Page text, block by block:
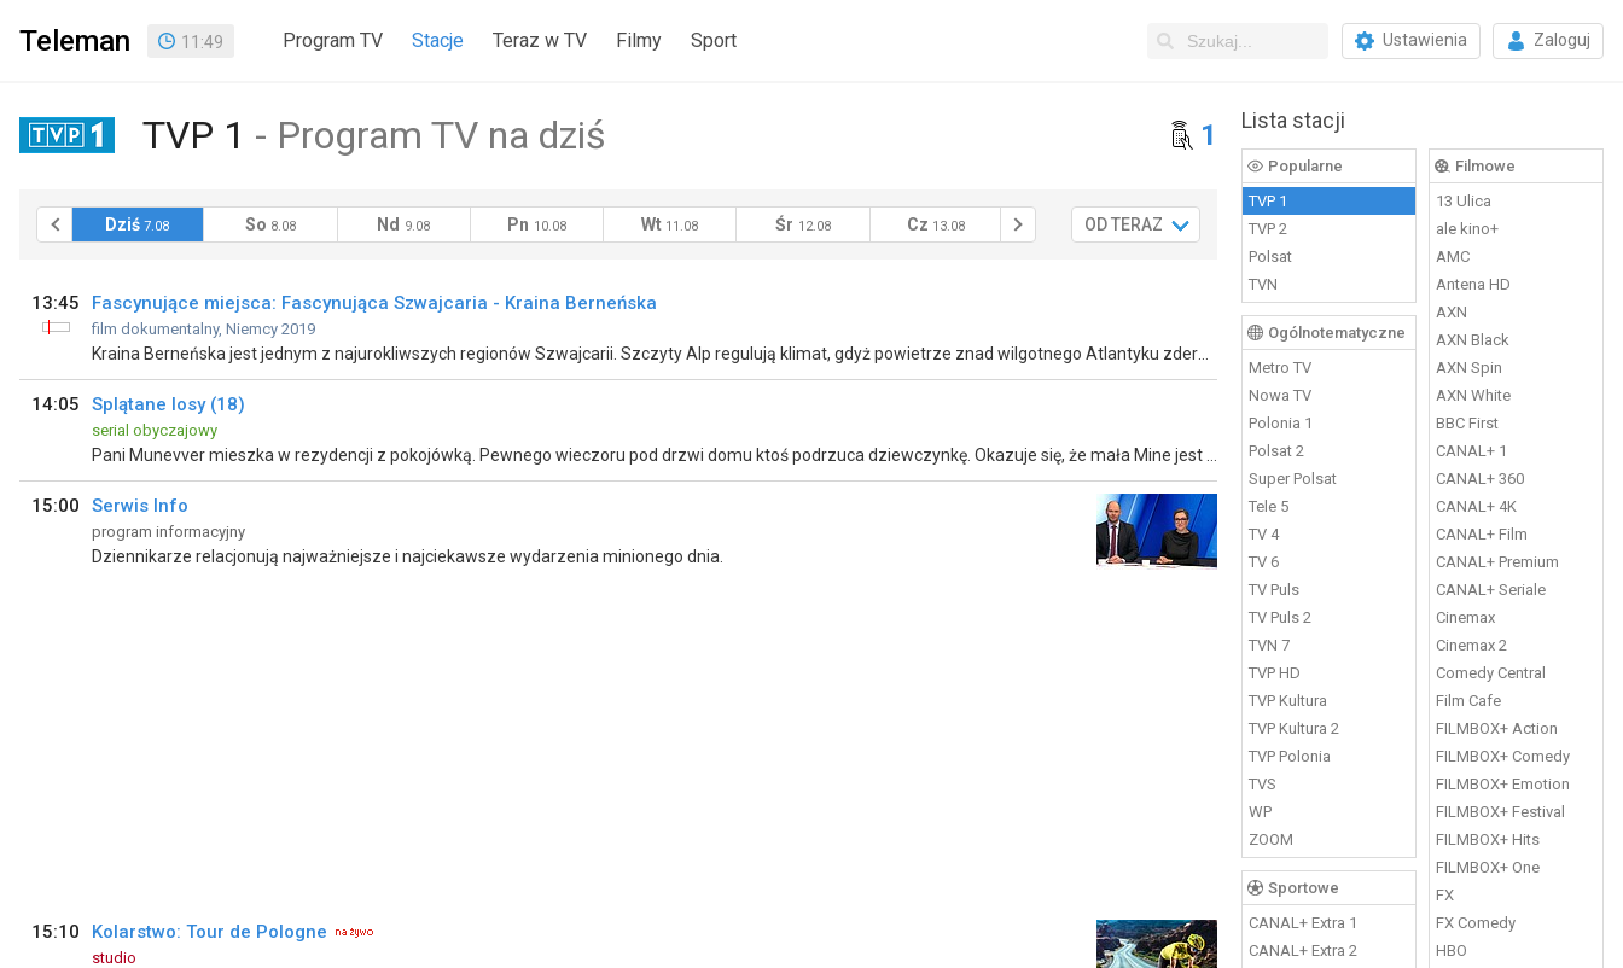
Teleman 11 :49 Program TV Stacje Teraz w TV Filmy Sport Ustawienia Zaloguj
Lista stacji
Popularne
TVP 1
TVP 2
Polsat
TVN
Ogólnotematyczne
Metro TV
Nowa TV
Polonia 1
Polsat 2
Super Polsat
Tele 5
TV 4
TV 6
TV Puls
TV Puls 2
TVN 7
TVP HD
TVP Kultura
TVP Kultura 2
TVP Polonia
TVS
WP
ZOOM
Sportowe
CANAL+ Extra 1
CANAL+ Extra 2
Filmowe
13 Ulica
ale kino+
AMC
Antena HD
AXN
AXN Black
AXN Spin
AXN White
BBC First
CANAL+ 1
CANAL+ 360
CANAL+ 4K
CANAL+ Film
CANAL+ Premium
CANAL+ Seriale
Cinemax
Cinemax 2
Comedy Central
Film Cafe
FILMBOX+ Action
FILMBOX+ Comedy
FILMBOX+ Emotion
FILMBOX+ Festival
FILMBOX+ Hits
FILMBOX+ One
FX
FX Comedy
HBO
TVP 1 Program TV na dziś 1
OD TERAZ
6.08 Dziś 7.08 So 8.08 Nd 9.08 Pn 10.08 Wt 11.08 Śr 12.08 Cz 13.08 14.08 So Pn 17.08
13:45 Fascynujące miejsca: Fascynująca Szwajcaria - Kraina Berneńska
film dokumentalny, Niemcy 2019
14:05 Splątane losy (18)
serial obyczajowy
15:00 Serwis Info
program informacyjny
Dziennikarze relacjonują najważniejsze i najciekawsze wydarzenia minionego dnia.
15:10 Kolarstwo: Tour de Pologne
studio